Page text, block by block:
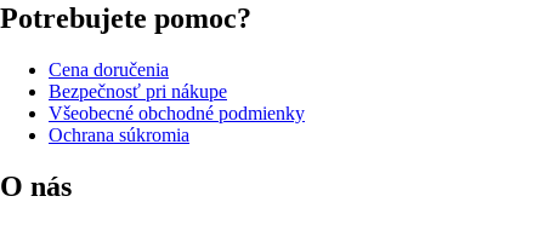
Potrebujete pomoc?
Cena doručenia
Bezpečnosť pri nákupe
Všeobecné obchodné podmienky
Ochrana súkromia
O nás